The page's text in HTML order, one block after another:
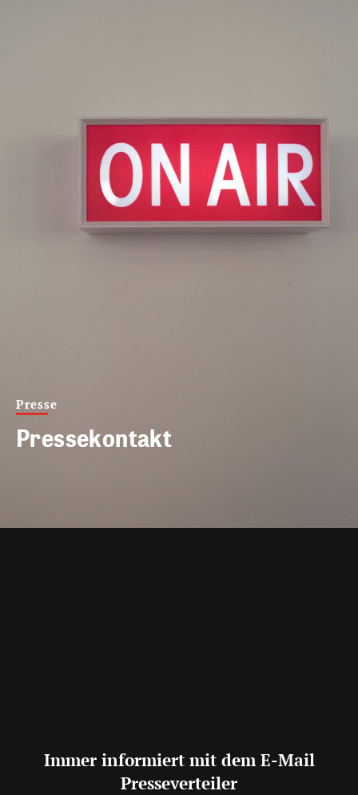
Presse
Pressekontakt
Immer informiert mit dem E-Mail
Presseverteiler